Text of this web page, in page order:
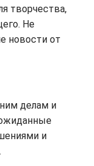
творчества,
Не
новости от
делам и
и